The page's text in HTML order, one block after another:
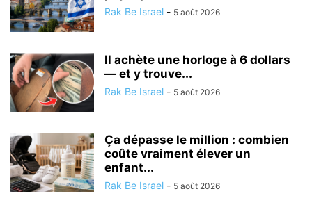
Rak Be Israel - 5 août 2026
Il achète une horloge à 6 dollars
— et y trouve...
Rak Be Israel - 5 août 2026
Ça dépasse le million : combien
coûte vraiment élever un
enfant...
Rak Be Israel - 5 août 2026